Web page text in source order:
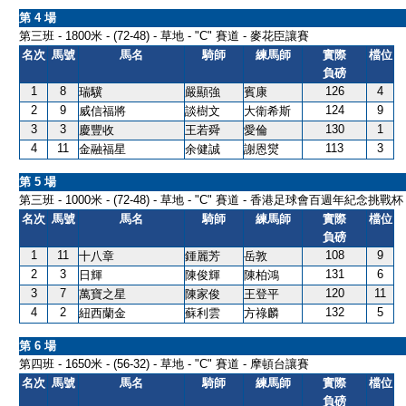
第 4 場
第三班 - 1800米 - (72-48) - 草地 - "C" 賽道 - 麥花臣讓賽
名次 馬號 馬名 騎師 練馬師
實際
負磅
檔位
1 8 瑞驥 嚴顯強 賓康 126
4
2
9 威信福將 談樹文 大衛希斯 124
9
3
3 慶豐收 王若舜 愛倫 130
1
4
11 金融福星 余健誠 謝恩爕 113 3
第 5 場
第三班 - 1000米 - (72-48) - 草地 - "C" 賽道 - 香港足球會百週年紀念挑戰杯
名次 馬號 馬名 騎師 練馬師
實際
負磅
檔位
1 11 十八章 鍾麗芳 岳敦 108
9
2
3 日輝 陳俊輝 陳柏鴻 131
6
3
7 萬寶之星 陳家俊 王登平 120
11
4
2 紐西蘭金 蘇利雲 方祿麟 132 5
第 6 場
第四班 - 1650米 - (56-32) - 草地 - "C" 賽道 - 摩頓台讓賽
名次 馬號 馬名 騎師 練馬師
實際
負磅
檔位